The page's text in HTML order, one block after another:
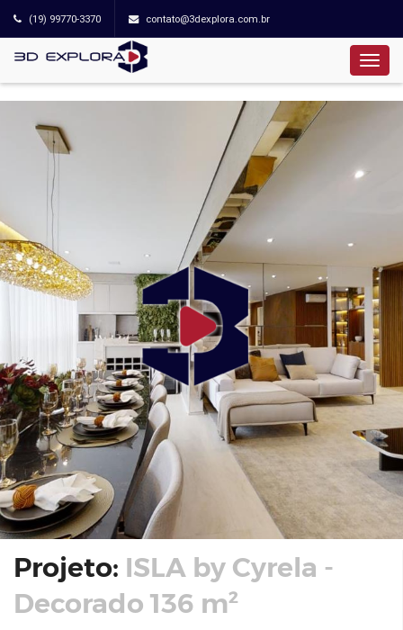
(19) 99770-3370 contato@3dexplora.com.br
Projeto: ISLA by Cyrela -
Decorado 136 m²